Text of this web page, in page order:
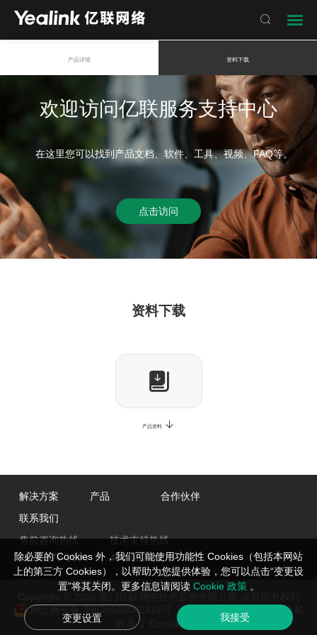

产品详情 资料下载
欢迎访问亿联服务支持中心
在这里您可以找到产品文档、软件、工具、视频、FAQ等。
点击访问
资料下载
产品资料
解决方案 产品
合作伙伴
联系我们
售前咨询热线
0592-570-2000
技术支持热线
400-057-0200
闽公网安备 35020602002422号
闽ICP备05019651号-2
隐私
政策 | Cookie管理
除必要的 Cookies 外，我们可能使用功能性 Cookies（包括本网站
上的第三方 Cookies），以帮助为您提供体验，您可以点击“变更设
置”将其关闭。更多信息请阅读 Cookie 政策 。
变更设置 我接受